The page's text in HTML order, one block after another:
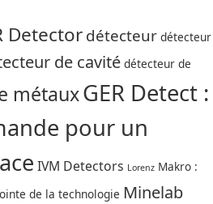
Detectordétecteur détecteur
de cavité détecteur de
métauxGER Detect :
pour un
IVM Detectors Lorenz Makro :
de la technologie Minelab